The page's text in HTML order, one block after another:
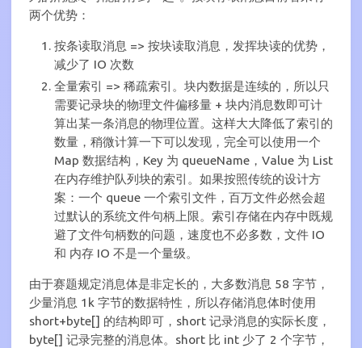
两个优势：
按条读取消息 => 按块读取消息，发挥块读的优势，
减少了 IO 次数
全量索引 => 稀疏索引。块内数据是连续的，所以只
需要记录块的物理文件偏移量 + 块内消息数即可计
算出某一条消息的物理位置。这样大大降低了索引的
数量，稍微计算一下可以发现，完全可以使用一个
Map 数据结构，Key 为 queueName，Value 为 List
在内存维护队列块的索引。如果按照传统的设计方
案：一个 queue 一个索引文件，百万文件必然会超
过默认的系统文件句柄上限。索引存储在内存中既规
避了文件句柄数的问题，速度也不必多数，文件 IO
和 内存 IO 不是一个量级。
由于赛题规定消息体是非定长的，大多数消息 58 字节，
少量消息 1k 字节的数据特性，所以存储消息体时使用
short+byte[] 的结构即可，short 记录消息的实际长度，
byte[] 记录完整的消息体。short 比 int 少了 2 个字节，